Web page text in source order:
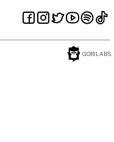
GORILABS